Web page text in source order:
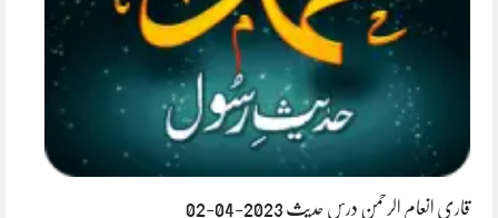
قاری انعام الرحمن درس حدیث 2023-04-02